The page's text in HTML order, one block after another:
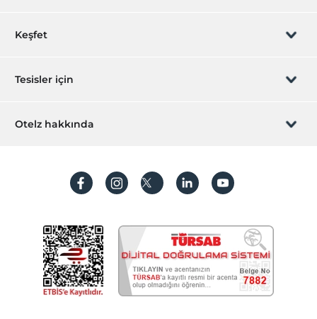
Rezervasyon yönet
Sıkça sorulan sorular
İşlem rehberi
Keşfet
Hediye Kart
Hesap oluştur
Tesisler için
Hemen tesisinizi ekleyin
Otelz hakkında
Koşullar ve şartlar
Aydınlatma metni